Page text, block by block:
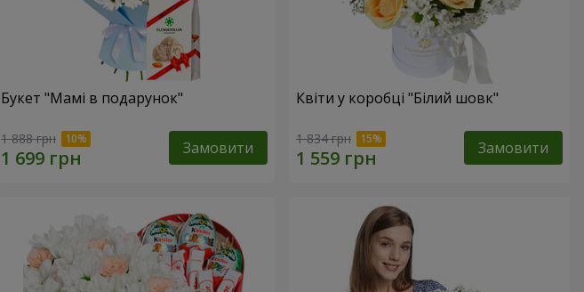
Букет "Мамі в подарунок"
1 888 грн Замовити
Квіти у коробці "Білий шовк"
1 834 грн Замовити